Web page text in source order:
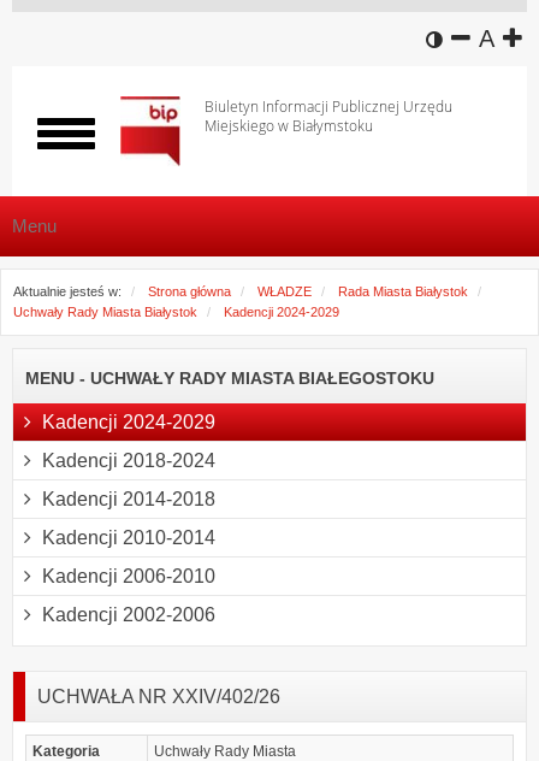
wersja
A
Biuletyn Informacji Publicznej Urzędu
Miejskiego w Białymstoku
Włącz
menu
Menu
Aktualnie jesteś w: Strona główna WŁADZE
Rada Miasta Białystok
Uchwały Rady Miasta Białystok
Kadencji 2024-2029
MENU - UCHWAŁY RADY MIASTA BIAŁEGOSTOKU
Kadencji 2024-2029
Kadencji 2018-2024
Kadencji 2014-2018
Kadencji 2010-2014
Kadencji 2006-2010
Kadencji 2002-2006
UCHWAŁA NR XXIV/402/26
Kategoria
Uchwały Rady Miasta